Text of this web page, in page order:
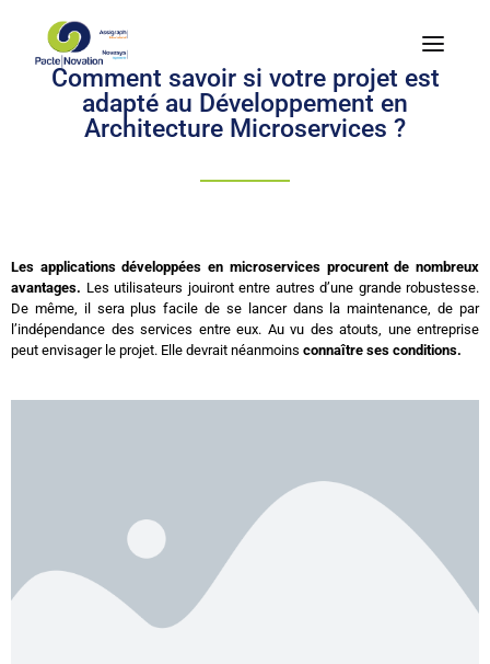
Comment savoir si votre projet est
adapté au Développement en
Architecture Microservices ?
Les applications développées en microservices procurent de nombreux
avantages. Les utilisateurs jouiront entre autres d’une grande robustesse.
De même, il sera plus facile de se lancer dans la maintenance, de par
l’indépendance des services entre eux. Au vu des atouts, une entreprise
peut envisager le projet. Elle devrait néanmoins connaître ses conditions.